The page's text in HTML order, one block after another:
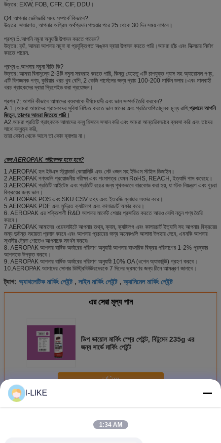
উত্তর: EXW, FOB, CFR, CIF, DDU।
Q4.আপনার ডেলিভারি সময় সম্পর্কে কিভাবে?
উত্তর: সাধারণত, আপনার অগ্রিম অর্থপ্রদান পাওয়ার পরে 25 থেকে 30 দিন সময় লাগবে।
প্রশ্ন 5.আপনি নমুনা অনুযায়ী উত্পাদন করতে পারেন?
উত্তর: হ্যাঁ, আমরা আপনার নমুনা বা প্রযুক্তিগত অঙ্কন দ্বারা উত্পাদন করতে পারি।আমরা ছাঁচ এবং ফিক্সচার নির্মাণ
করতে পারেন.
প্রশ্ন ৬.আপনার নমুনা নীতি কি?
উত্তর: আমরা বিনামূল্যে 2-3টি নমুনা সরবরাহ করতে পারি, কিন্তু যেহেতু এটি চাপযুক্ত গ্যাস সহ অ্যারোসল পণ্য,
এটি বিপজ্জনক পণ্য, কুরিয়ার খরচ খুব বেশি, 2 কেজি পার্সেলের জন্য প্রায় 100-200 মার্কিন ডলার।এবং মালবাহী
খরচ গ্রাহকদের দ্বারা প্রিপেইড করা প্রয়োজন।
প্রশ্ন 7: আপনি কীভাবে আমাদের ব্যবসাকে দীর্ঘমেয়াদী এবং ভাল সম্পর্ক তৈরি করবেন?
A:1।আমরা আমাদের গ্রাহকদের সুবিধা নিশ্চিত করতে ভাল মানের এবং প্রতিযোগিতামূলক মূল্য রাখি;প্রথমে আপনি
জিতুন, তারপর আমরা জিততে পারি।
A2.আমরা প্রতিটি গ্রাহককে আমাদের বন্ধু হিসাবে সম্মান করি এবং আমরা আন্তরিকভাবে ব্যবসা করি এবং তাদের
সাথে বন্ধুত্ব করি,
তারা কোথা থেকে আসে তা কোন ব্যাপার না।
কেন AEROPAK পরিবেশক হতে হবে?
1.AEROPAK হল ইউএস স্ট্যান্ডার্ড কোয়ালিটি এবং নেট ওজন সহ ইউএস স্টাইল ডিজাইন।
2.AEROPAK পণ্যগুলি প্রয়োজনীয় পরীক্ষা এবং শংসাপত্র যেমন RoHS, REACH, ইত্যাদি পাস করেছে।
3.AEROPAK প্রতিটি আইটেম এবং প্রতিটি রঙের জন্য পৃথকভাবে বারকোড করা হয়, যা স্টক নিয়ন্ত্রণ এবং খুচরা
বিক্রয়ের জন্য ভাল।
4.AEROPAK POS এবং SKU CSV তথ্য এবং ইংরেজি ফ্লায়ার অফার করে।
5.AEROPAK PDF এবং মুদ্রিত ক্যাটালগ এবং কালারচার্ট অফার করে।
6. AEROPAK এর শক্তিশালী R&D আপনার মার্কেট শেয়ার প্রসারিত করতে আরও বেশি নতুন পণ্য তৈরি
করবে।
7.AEROPAK আমাদের ওয়েবসাইটে আপনার তথ্য, ক্যান, ক্যাটালগ এবং কালারচার্ট ইত্যাদি সহ আপনার বিক্রয়ের
জন্য দুর্দান্ত সহায়তা প্রদান করবে এবং আপনার প্রচারের জন্য অনেকগুলি আলাদা উপহার দেবে, এমনকি আপনার
স্থানীয় ট্রেড শোতেও আপনাকে সমর্থন করবে৷
8. AEROPAK আপনার বার্ষিক অর্ডারের পরিমাণ অনুযায়ী আপনার বাৎসরিক বিক্রয় পরিমাণের 1-2% পুরষ্কার
আপনাকে উপকৃত করবে।
9. AEROPAK আপনার বার্ষিক অর্ডারের পরিমাণ অনুযায়ী 10% OA (ওপেন অ্যাকাউন্ট) গ্রহণ করবে।
10.AEROPAK আমাদের সোনার ডিস্ট্রিবিউটরদেরকে 7 দিনের ভ্রমণের জন্য চীনে আমন্ত্রণ জানাবে।
ট্যাগ: অ্যাথলেটিক মার্কিং পেইন্ট , লাইন মার্কিং পেইন্ট , অ্যানিমেল মার্কিং পেইন্ট
এর সেরা মূল্য পান
ডিপ ভায়োল মার্কিং স্প্রে পেইন্ট, বিটুমেন 235g এর
জন্য সার্ভে মার্কিং পেইন্ট
চালিয়ে
অধিকস্প্রে পেইন্ট চিহ্নিত করা
I-LIKE
1:34 AM